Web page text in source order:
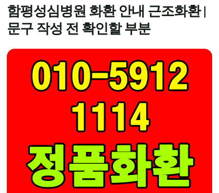
함평성심병원 화환 안내 근조화환 |
문구 작성 전 확인할 부분